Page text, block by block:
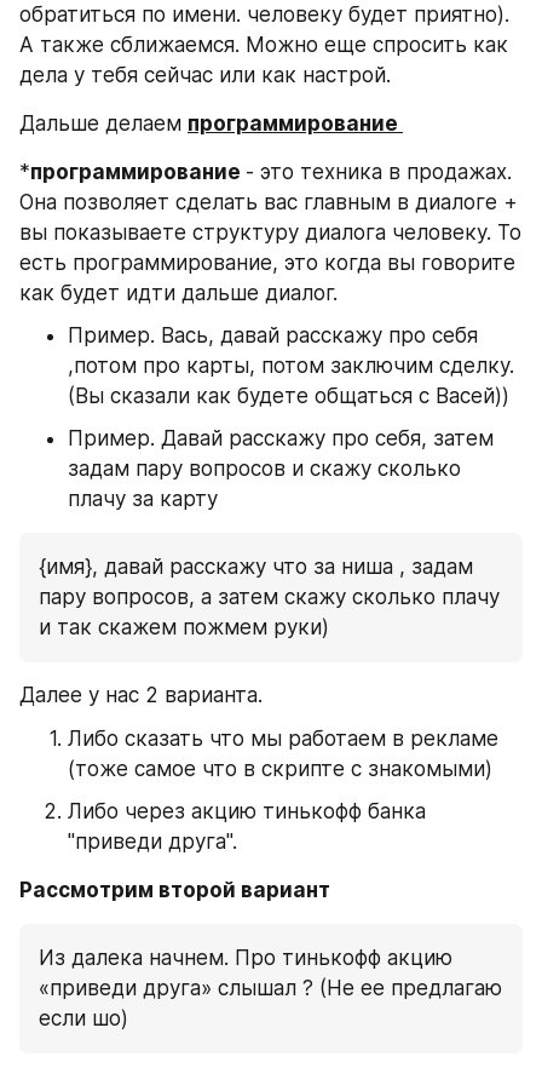
обратиться по имени. человеку будет приятно).
А также сближаемся. Можно еще спросить как
дела у тебя сейчас или как настрой.
Дальше делаем программирование
*программирование - это техника в продажах.
Она позволяет сделать вас главным в диалоге +
вы показываете структуру диалога человеку. То
есть программирование, это когда вы говорите
как будет идти дальше диалог.
Пример. Вась, давай расскажу про себя
,потом про карты, потом заключим сделку.
(Вы сказали как будете общаться с Васей))
Пример. Давай расскажу про себя, затем
задам пару вопросов и скажу сколько
плачу за карту
{имя}, давай расскажу что за ниша , задам
пару вопросов, а затем скажу сколько плачу
и так скажем пожмем руки)
Далее у нас 2 варианта.
Либо сказать что мы работаем в рекламе
(тоже самое что в скрипте с знакомыми)
Либо через акцию тинькофф банка
"приведи друга".
Рассмотрим второй вариант
Из далека начнем. Про тинькофф акцию
«приведи друга» слышал ? (Не ее предлагаю
если шо)